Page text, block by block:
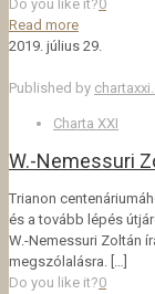
Do you like it?0
Read more
2019. július 29.
Published by
Charta XXI
W.-Nemessuri
Trianon
és a tovább lépés
W.-Nemessuri Zoltán
megszólalásra. […]
Do you like it?0